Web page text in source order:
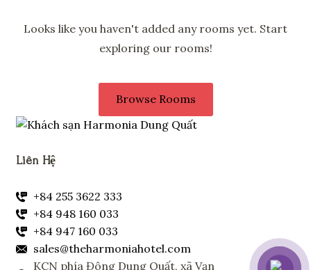
Looks like you haven't added any rooms yet. Start
exploring our rooms!
Browse Rooms
Liên Hệ
+84 255 3622 333
+84 948 160 033
+84 947 160 033
sales@theharmoniahotel.com
KCN phía Đông Dung Quất, xã Vạn